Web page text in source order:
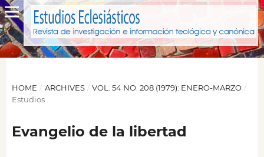
HOME / ARCHIVES / VOL. 54 NO. 208 (1979): ENERO-MARZO /
Estudios
Evangelio de la libertad